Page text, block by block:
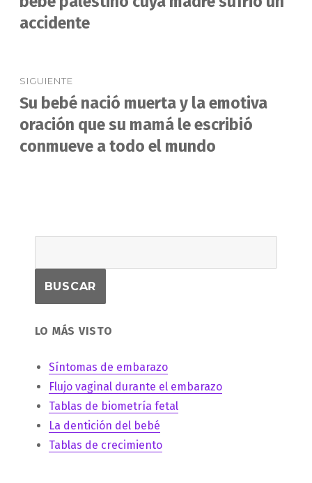
accidente
SIGUIENTE
Entrada
siguiente:
Su bebé nació muerta y la emotiva
oración que su mamá le escribió
conmueve a todo el mundo
LO MÁS VISTO
Síntomas de embarazo
Flujo vaginal durante el embarazo
Tablas de biometría fetal
La dentición del bebé
Tablas de crecimiento